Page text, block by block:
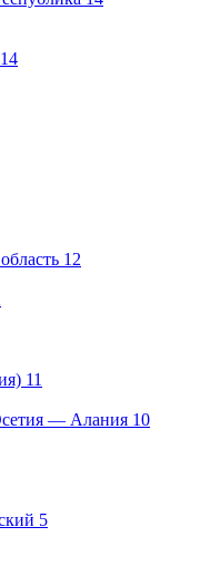
14
12
11
— Алания 10
5